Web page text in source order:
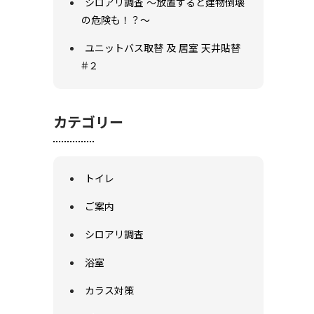
シロアリ調査 ～放置すると建物倒壊
の危険も！？～
ユニットバス取替 及 居室 天井貼替
#２
カテゴリー
トイレ
ご案内
シロアリ調査
浴室
カラス対策